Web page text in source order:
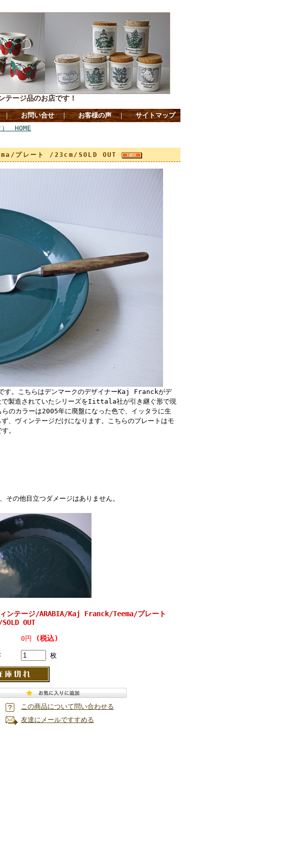
テージ品のお店です！
｜ お問い合せ ｜ お客様の声 ｜ サイトマップ
） HOME
プレート /23cm/SOLD OUT
。こちらはデンマークのデザイナーKaj Franckがデ
で製造されていたシリーズをIittala社が引き継ぐ形で現
のカラーは2005年に廃盤になった色で、イッタラに生
、ヴィンテージだけになります。こちらのプレートはモ
。
の他目立つダメージはありません。
ンテージ/ARABIA/Kaj Franck/Teema/プレート
OUT
0円 (税込)
枚
この商品について問い合わせる
友達にメールですすめる